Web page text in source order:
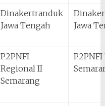
Dinakertranduk
Jawa Tengah
Jawa
P2PNFI
Regional II
Semarang